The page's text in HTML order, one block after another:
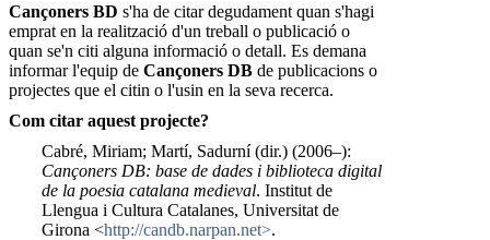
Cançoners BD s'ha de citar degudament quan s'hagi
emprat en la realització d'un treball o publicació o
quan se'n citi alguna informació o detall. Es demana
informar l'equip de Cançoners DB de publicacions o
projectes que el citin o l'usin en la seva recerca.
Com citar aquest projecte?
Cabré, Miriam; Martí, Sadurní (dir.) (2006–):
Cançoners DB: base de dades i biblioteca digital
de la poesia catalana medieval. Institut de
Llengua i Cultura Catalanes, Universitat de
Girona <http://candb.narpan.net>.